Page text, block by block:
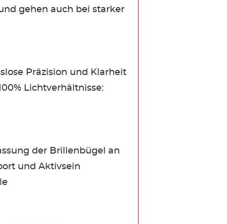
gehen auch bei starker
Präzision und Klarheit
Lichtverhältnisse:
der Brillenbügel an
und Aktivsein